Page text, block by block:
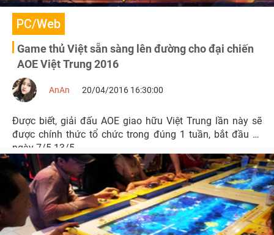
PC/Web
Game thủ Việt sẵn sàng lên đường cho đại chiến
AOE Việt Trung 2016
AnAn 20/04/2016 16:30:00
Được biết, giải đấu AOE giao hữu Việt Trung lần này sẽ
được chính thức tổ chức trong đúng 1 tuần, bắt đầu từ
ngày 7/5-13/5